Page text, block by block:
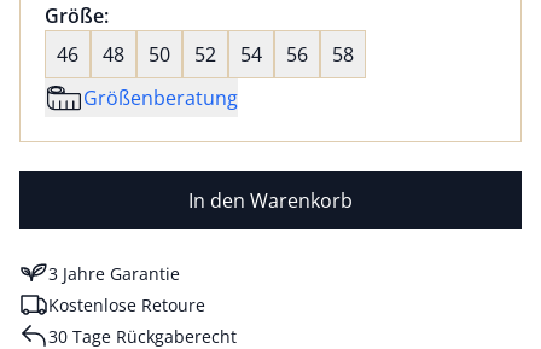
Größenauswahl:
Größe:nichts ausgewählt
46
48 50 52 54 56
58
Größenberatung
In den Warenkorb
3 Jahre Garantie
Kostenlose Retoure
30 Tage Rückgaberecht